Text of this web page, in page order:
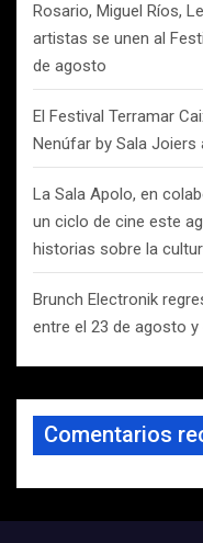
Rosario, Miguel Ríos,
artistas se unen al
de agosto
El Festival Terramar
Nenúfar by Sala Joiers
La Sala Apolo, en
un ciclo de cine este
historias sobre la
Brunch Electronik
entre el 23 de agosto
Comentarios